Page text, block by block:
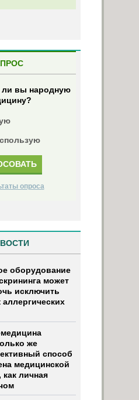
ли вы народную
опроса
оборудование
может
исключить
аллергических
же
способ
медицинской
личная